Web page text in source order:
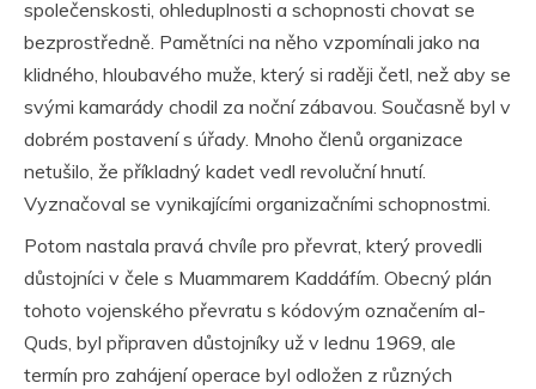
společenskosti, ohleduplnosti a schopnosti chovat se
bezprostředně. Pamětníci na něho vzpomínali jako na
klidného, hloubavého muže, který si raději četl, než aby se
svými kamarády chodil za noční zábavou. Současně byl v
dobrém postavení s úřady. Mnoho členů organizace
netušilo, že příkladný kadet vedl revoluční hnutí.
Vyznačoval se vynikajícími organizačními schopnostmi.
Potom nastala pravá chvíle pro převrat, který provedli
důstojníci v čele s Muammarem Kaddáfím. Obecný plán
tohoto vojenského převratu s kódovým označením al-
Quds, byl připraven důstojníky už v lednu 1969, ale
termín pro zahájení operace byl odložen z různých